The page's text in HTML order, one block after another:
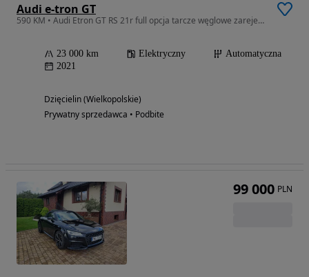
Audi e-tron GT
590 KM • Audi Etron GT RS 21r full opcja tarcze węglowe zarejestrowany
23 000 km Elektryczny
Automatyczna
2021
Dzięcielin (Wielkopolskie)
Prywatny sprzedawca • Podbite
99 000 PLN